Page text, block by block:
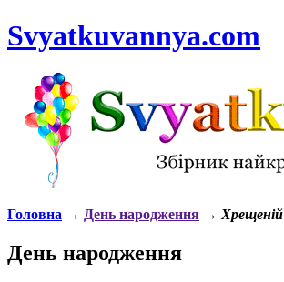
Svyatkuvannya.com
Головна → День народження → Хрещеній
День народження